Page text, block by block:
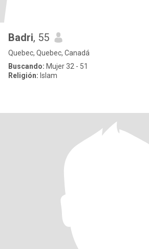
Badri, 55
Quebec, Quebec, Canadá
Buscando: Mujer 32 - 51
Religión: Islam